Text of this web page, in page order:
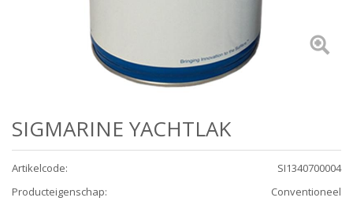
SIGMARINE YACHTLAK
Artikelcode:
SI1340700004
Producteigenschap:
Conventioneel